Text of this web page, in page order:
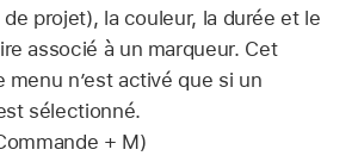
projet), la couleur, la durée et le
associé à un marqueur. Cet
menu n’est activé que si un
sélectionné.
+ M)